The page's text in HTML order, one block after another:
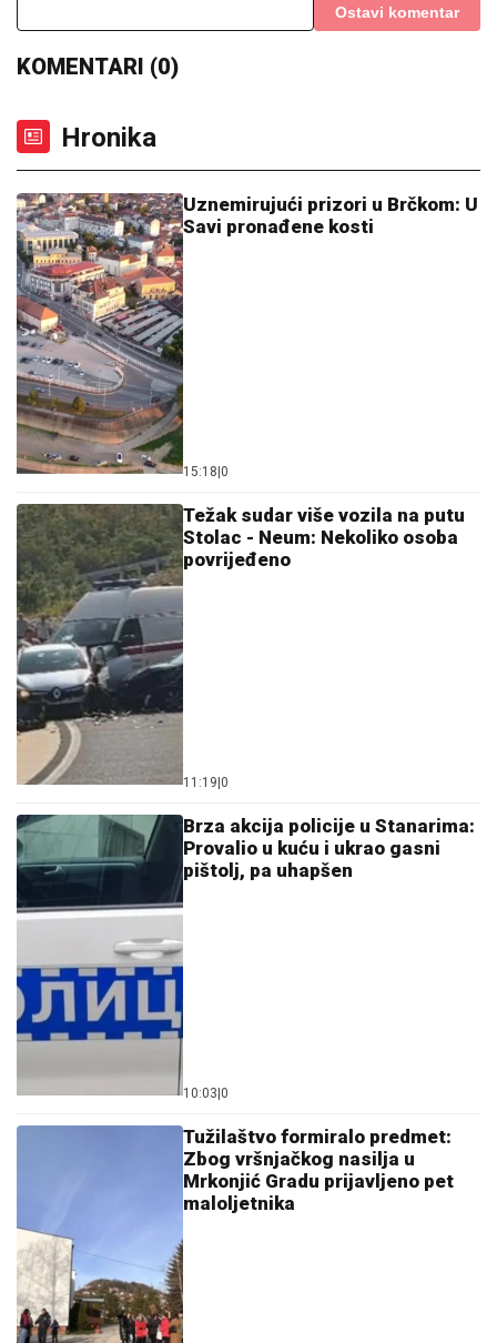
Ostavi komentar
KOMENTARI (0)
Hronika
Uznemirujući prizori u Brčkom: U
Savi pronađene kosti
15:18|0
Težak sudar više vozila na putu
Stolac - Neum: Nekoliko osoba
povrijeđeno
11:19|0
Brza akcija policije u Stanarima:
Provalio u kuću i ukrao gasni
pištolj, pa uhapšen
10:03|0
Tužilaštvo formiralo predmet:
Zbog vršnjačkog nasilja u
Mrkonjić Gradu prijavljeno pet
maloljetnika